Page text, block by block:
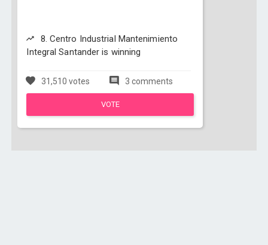
8. Centro Industrial Mantenimiento
Integral Santander is winning
31,510 votes 3 comments
VOTE